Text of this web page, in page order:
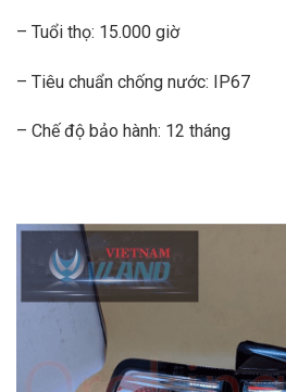
– Tuổi thọ: 15.000 giờ
– Tiêu chuẩn chống nước: IP67
– Chế độ bảo hành: 12 tháng